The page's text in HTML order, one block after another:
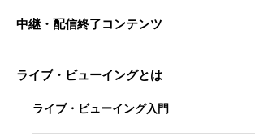
中継・配信終了コンテンツ
ライブ・ビューイングとは
ライブ・ビューイング入門